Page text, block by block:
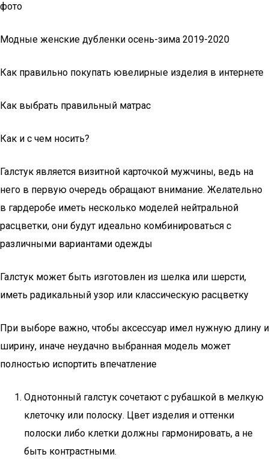
фото
Модные женские дубленки осень-зима 2019-2020
Как правильно покупать ювелирные изделия в интернете
Как выбрать правильный матрас
Как и с чем носить?
Галстук является визитной карточкой мужчины, ведь на
него в первую очередь обращают внимание. Желательно
в гардеробе иметь несколько моделей нейтральной
расцветки, они будут идеально комбинироваться с
различными вариантами одежды
Галстук может быть изготовлен из шелка или шерсти,
иметь радикальный узор или классическую расцветку
При выборе важно, чтобы аксессуар имел нужную длину и
ширину, иначе неудачно выбранная модель может
полностью испортить впечатление
Однотонный галстук сочетают с рубашкой в мелкую
клеточку или полоску. Цвет изделия и оттенки
полоски либо клетки должны гармонировать, а не
быть контрастными.